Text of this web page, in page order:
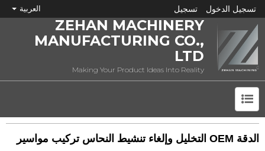
تسجيل الدخول تسجيل العربية
ZEHAN MACHINERY
MANUFACTURING CO.,
LTD
Making Your Product Ideas Into Reality
الدقة OEM التخليل وإلغاء تنشيط النحاس تركيب مواسير